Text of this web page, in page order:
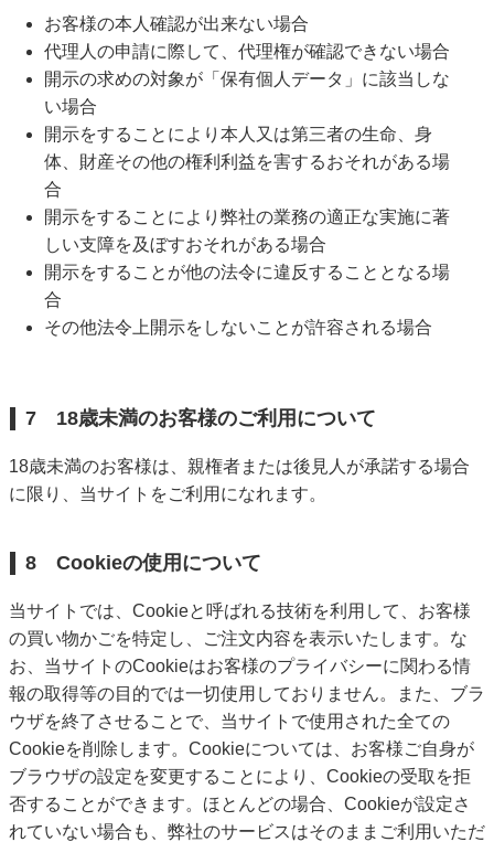
お客様の本人確認が出来ない場合
代理人の申請に際して、代理権が確認できない場合
開示の求めの対象が「保有個人データ」に該当しな
い場合
開示をすることにより本人又は第三者の生命、身
体、財産その他の権利利益を害するおそれがある場
合
開示をすることにより弊社の業務の適正な実施に著
しい支障を及ぼすおそれがある場合
開示をすることが他の法令に違反することとなる場
合
その他法令上開示をしないことが許容される場合
7 18歳未満のお客様のご利用について
18歳未満のお客様は、親権者または後見人が承諾する場合
に限り、当サイトをご利用になれます。
8 Cookieの使用について
当サイトでは、Cookieと呼ばれる技術を利用して、お客様
の買い物かごを特定し、ご注文内容を表示いたします。な
お、当サイトのCookieはお客様のプライバシーに関わる情
報の取得等の目的では一切使用しておりません。また、ブラ
ウザを終了させることで、当サイトで使用された全ての
Cookieを削除します。Cookieについては、お客様ご自身が
ブラウザの設定を変更することにより、Cookieの受取を拒
否することができます。ほとんどの場合、Cookieが設定さ
れていない場合も、弊社のサービスはそのままご利用いただ